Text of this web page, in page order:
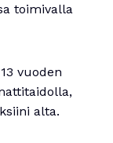
toimivalla
vuoden
alta.